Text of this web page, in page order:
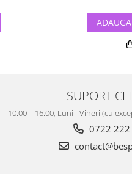
SUPORT
10.00 – 16.00, Luni - Vineri (cu
0722 222